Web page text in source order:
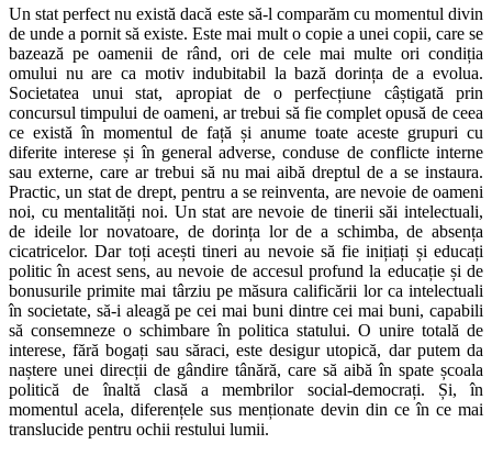
Un stat perfect nu există dacă este să-l comparăm cu momentul divin
de unde a pornit să existe. Este mai mult o copie a unei copii, care se
bazează pe oamenii de rând, ori de cele mai multe ori condiția
omului nu are ca motiv indubitabil la bază dorința de a evolua.
Societatea unui stat, apropiat de o perfecțiune câștigată prin
concursul timpului de oameni, ar trebui să fie complet opusă de ceea
ce există în momentul de față și anume toate aceste grupuri cu
diferite interese și în general adverse, conduse de conflicte interne
sau externe, care ar trebui să nu mai aibă dreptul de a se instaura.
Practic, un stat de drept, pentru a se reinventa, are nevoie de oameni
noi, cu mentalități noi. Un stat are nevoie de tinerii săi intelectuali,
de ideile lor novatoare, de dorința lor de a schimba, de absența
cicatricelor. Dar toți acești tineri au nevoie să fie inițiați și educați
politic în acest sens, au nevoie de accesul profund la educație și de
bonusurile primite mai târziu pe măsura calificării lor ca intelectuali
în societate, să-i aleagă pe cei mai buni dintre cei mai buni, capabili
să consemneze o schimbare în politica statului. O unire totală de
interese, fără bogați sau săraci, este desigur utopică, dar putem da
naștere unei direcții de gândire tânără, care să aibă în spate școala
politică de înaltă clasă a membrilor social-democrați. Și, în
momentul acela, diferențele sus menționate devin din ce în ce mai
translucide pentru ochii restului lumii.